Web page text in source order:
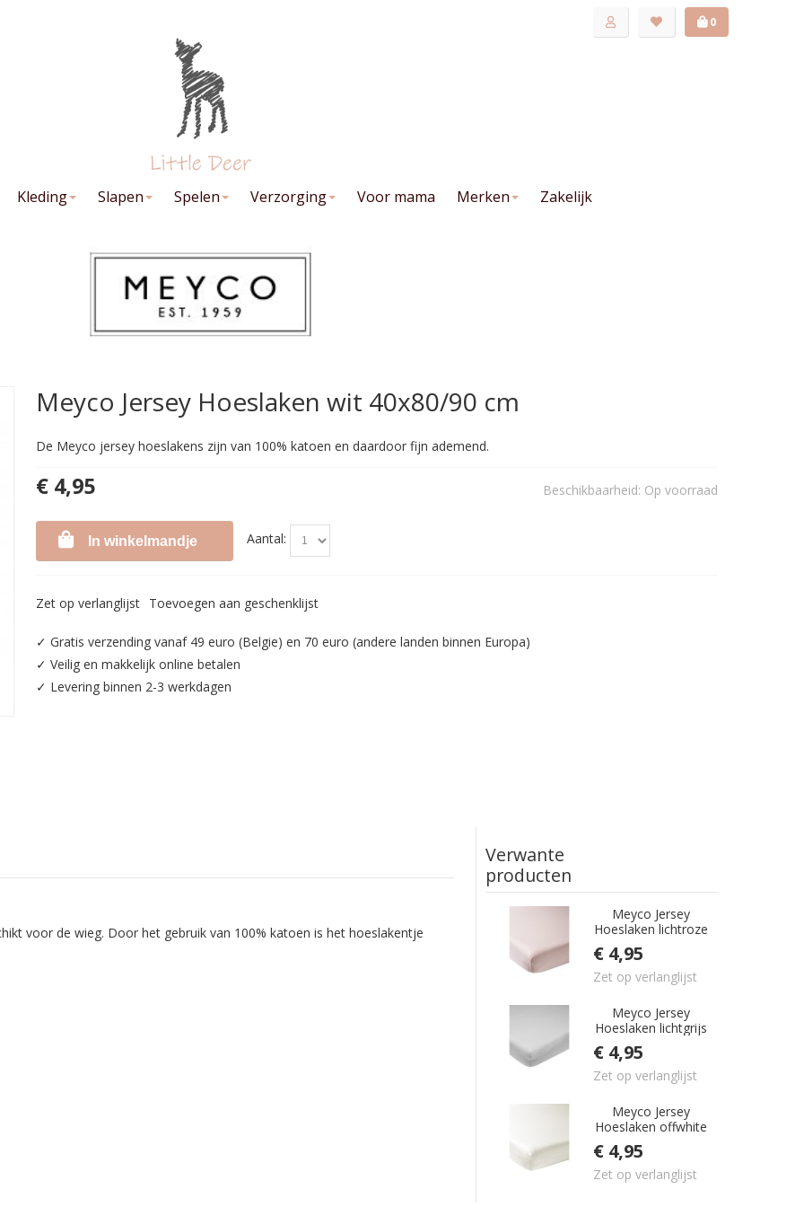
0
Kleding Slapen Spelen Verzorging Voor mama Merken Zakelijk
Meyco Jersey Hoeslaken wit 40x80/90 cm
De Meyco jersey hoeslakens zijn van 100% katoen en daardoor fijn ademend.
Beschikbaarheid: Op voorraad
€ 4,95
Aantal:
In winkelmandje
Zet op verlanglijst Toevoegen aan geschenklijst
✓ Gratis verzending vanaf 49 euro (Belgie) en 70 euro (andere landen binnen Europa)
✓ Veilig en makkelijk online betalen
✓ Levering binnen 2-3 werkdagen
voor de wieg. Door het gebruik van 100% katoen is het hoeslakentje
Verwante
producten
Meyco Jersey
Hoeslaken lichtroze
40x80/90 cm
€ 4,95
Zet op verlanglijst
Meyco Jersey
Hoeslaken lichtgrijs
40x80/90 cm
€ 4,95
Zet op verlanglijst
Meyco Jersey
Hoeslaken offwhite
40x80/90 cm
€ 4,95
Zet op verlanglijst